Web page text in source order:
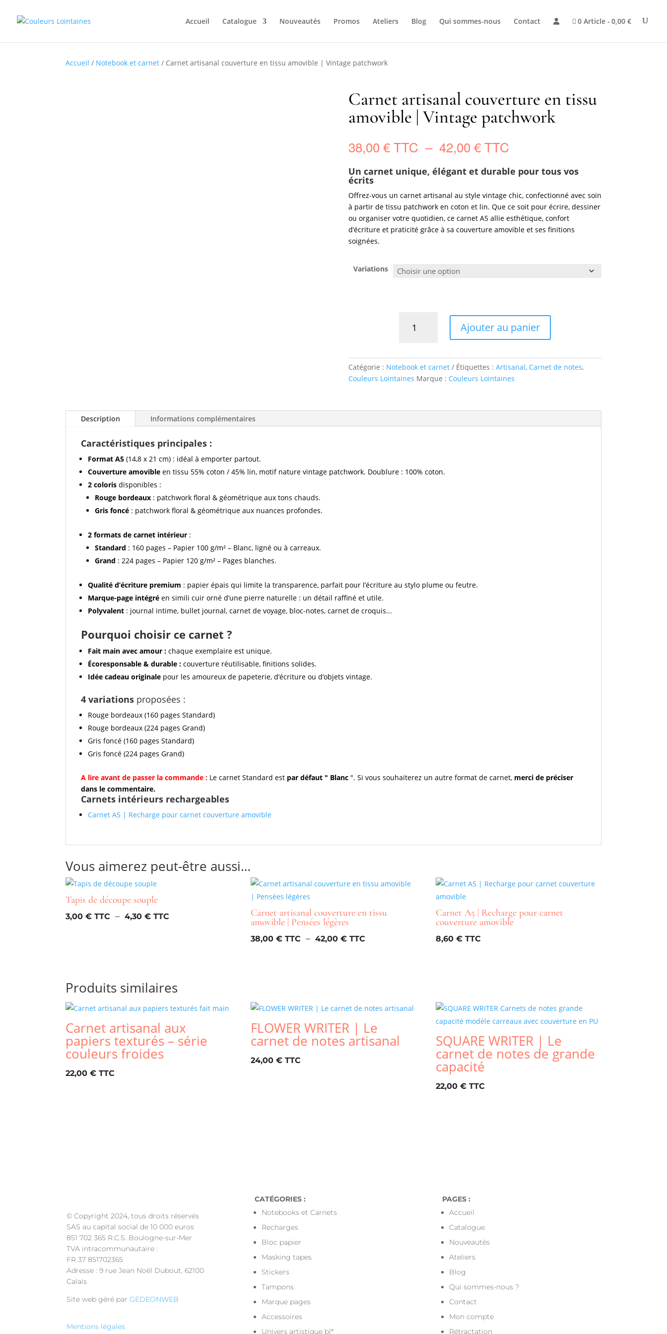
Accueil Catalogue Nouveautés Promos Ateliers Blog Qui sommes-nous Contact 0 Article 0,00 €
Accueil / Notebook et carnet / Carnet artisanal couverture en tissu amovible | Vintage patchwork
Carnet artisanal couverture en tissu
amovible | Vintage patchwork
38,00€ – 42,00€ Plage
prix :
38,00 €
à
42,00 €
Un carnet unique, élégant et durable pour tous vos
écrits
Offrez-vous un carnet artisanal au style vintage chic, confectionné avec soin
à partir de tissu patchwork en coton et lin. Que ce soit pour écrire, dessiner
ou organiser votre quotidien, ce carnet A5 allie esthétique, confort
d’écriture et praticité grâce à sa couverture amovible et ses finitions
soignées.
Variations
couverture
en
|
Ajouter au panier
Catégorie : Notebook et carnet Étiquettes : Artisanal, Carnet de notes,
Couleurs Lointaines Marque : Couleurs Lointaines
Description Informations complémentaires
Caractéristiques principales :
Format A5 (14,8 x 21 cm) : idéal à emporter partout.
Couverture amovible en tissu 55% coton / 45% lin, motif nature vintage patchwork. Doublure : 100% coton.
2 coloris disponibles :
Rouge bordeaux : patchwork floral & géométrique aux tons chauds.
Gris foncé : patchwork floral & géométrique aux nuances profondes.
2 formats de carnet intérieur :
Standard : 160 pages – Papier 100 g/m² – Blanc, ligné ou à carreaux.
Grand : 224 pages – Papier 120 g/m² – Pages blanches.
Qualité d’écriture premium : papier épais qui limite la transparence, parfait pour l’écriture au stylo plume ou feutre.
Marque-page intégré en simili cuir orné d’une pierre naturelle : un détail raffiné et utile.
Polyvalent : journal intime, bullet journal, carnet de voyage, bloc-notes, carnet de croquis...
Pourquoi choisir ce carnet ?
Fait main avec amour : chaque exemplaire est unique.
Écoresponsable & durable : couverture réutilisable, finitions solides.
Idée cadeau originale pour les amoureux de papeterie, d’écriture ou d’objets vintage.
4 variations proposées :
Rouge bordeaux (160 pages Standard)
Rouge bordeaux (224 pages Grand)
Gris foncé (160 pages Standard)
Gris foncé (224 pages Grand)
A lire avant de passer la commande : Le carnet Standard est par défaut " Blanc ". Si vous souhaiterez un autre format de carnet, merci de préciser
dans le commentaire.
Carnets intérieurs rechargeables
Carnet A5 | Recharge pour carnet couverture amovible
Vous aimerez peut-être aussi…
Tapis de découpe souple
3,00 € – 4,30 € Carnet artisanal couverture en tissu
amovible | Pensées légères
38,00€ – 42,00€
Carnet A5 | Recharge pour carnet
couverture amovible
8,60€
Produits similaires
Carnet artisanal aux
papiers texturés – série
couleurs froides
22,00 €
FLOWER WRITER | Le
carnet de notes artisanal
24,00€
SQUARE WRITER | Le
carnet de notes de grande
capacité
22,00€
© Copyright 2024, tous droits réservés
SAS au capital social de 10 000 euros
851 702 365 R.C.S. Boulogne-sur-Mer
TVA intracommunautaire :
FR 37 851702365
Adresse : 9 rue Jean Noël Dubout, 62100
Calais
Site web géré parGEDEONWEB
Mentions légales
CATÉGORIES :
Notebooks et Carnets
Recharges
Bloc papier
Masking tapes
Stickers
Tampons
Marque pages
Accessoires
Univers artistique bl*
PAGES :
Accueil
Catalogue
Nouveautés
Ateliers
Blog
Qui sommes-nous ?
Contact
Mon compte
Rétractation